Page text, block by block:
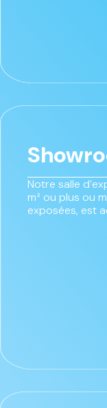
Notre salle
m² ou plus ou
exposées, est